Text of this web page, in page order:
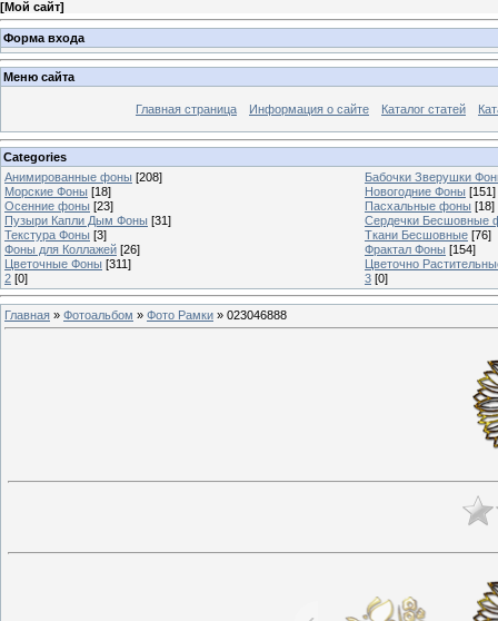
[Мой сайт]
Форма входа
Меню сайта
Главная страница Информация о сайте Каталог статей
Categories
Анимированные фоны [208]
Бабочки Зверушки
Морские Фоны [18] Новогодние Фоны [151]
Осенние фоны [23] Пасхальные фоны [18]
Пузыри Капли Дым Фоны [31]
Сердечки Бесшовные
Текстура Фоны [3] Ткани Бесшовные [76]
Фоны для Коллажей [26] Фрактал Фоны [154]
Цветочные Фоны [311]
Цветочно
2 [0] 3 [0]
Главная » Фотоальбом » Фото Рамки » 023046888